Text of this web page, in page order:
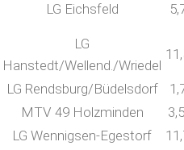
LG Eichsfeld
LG
Hanstedt/Wellend./Wriedel
LG Rendsburg/Büdelsdorf
MTV 49 Holzminden
LG Wennigsen-Egestorf